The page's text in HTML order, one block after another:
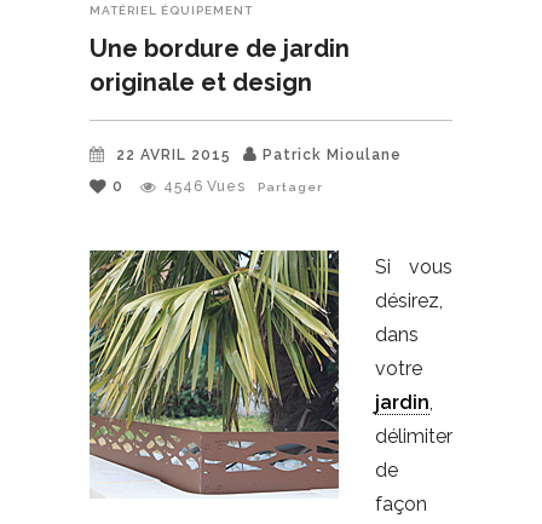
MATÉRIEL ÉQUIPEMENT
Une bordure de jardin
originale et design
22 AVRIL 2015
Patrick Mioulane
0
4546 Vues Partager
Si vous
désirez,
dans
votre
jardin
délimiter
de
façon